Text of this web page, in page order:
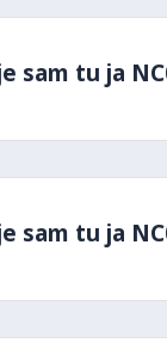
sam tu ja
sam tu ja